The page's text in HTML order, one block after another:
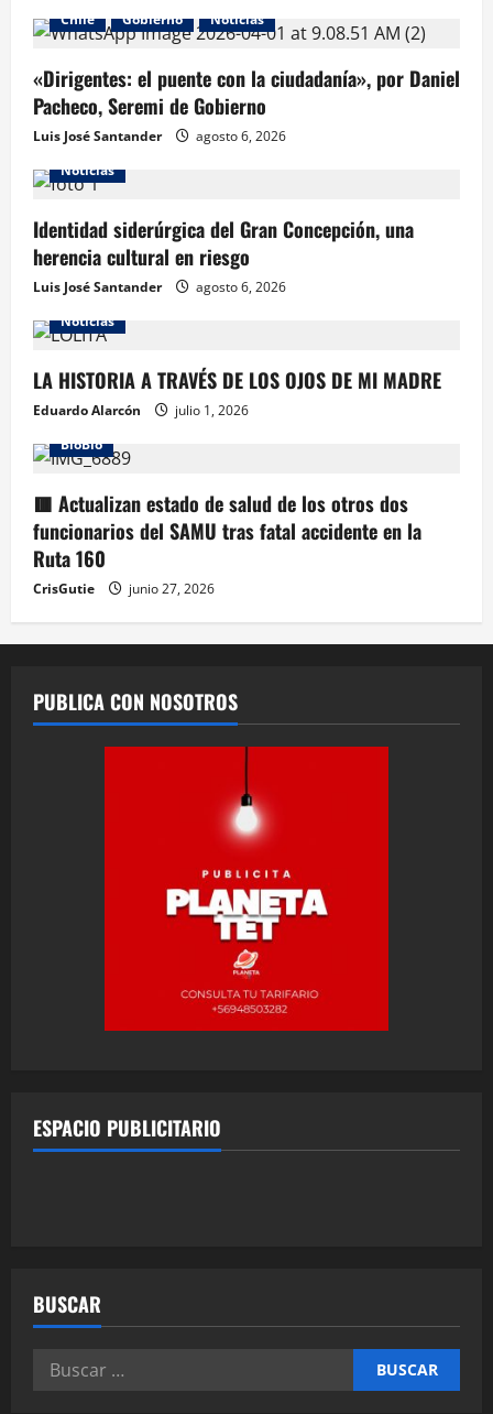
Chile Gobierno Noticias
«Dirigentes: el puente con la ciudadanía», por Daniel
Pacheco, Seremi de Gobierno
Luis José Santander
agosto 6, 2026
Noticias
Identidad siderúrgica del Gran Concepción, una
herencia cultural en riesgo
Luis José Santander
agosto 6, 2026
Noticias
LA HISTORIA A TRAVÉS DE LOS OJOS DE MI MADRE
Eduardo Alarcón
julio 1, 2026
BioBio
🟥 Actualizan estado de salud de los otros dos
funcionarios del SAMU tras fatal accidente en la
Ruta 160
CrisGutie junio 27, 2026
PUBLICA CON NOSOTROS
ESPACIO PUBLICITARIO
BUSCAR